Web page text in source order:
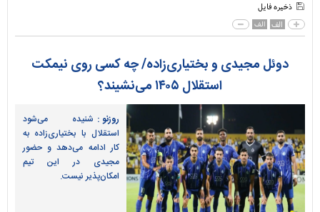
ذخیره فایل
الف الف
دوئل مجیدی و بختیاری‌زاده/ چه کسی روی نیمکت
استقلال ۱۴۰۵ می‌نشیند؟
روزنو : شنیده می‌شود
استقلال با بختیاری‌زاده به
کار ادامه می‌دهد و حضور
مجیدی در این تیم
امکان‌پذیر نیست.